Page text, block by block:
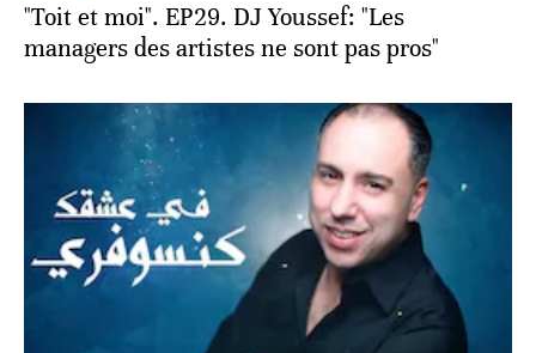
"Toit et moi". EP29. DJ Youssef: "Les
managers des artistes ne sont pas pros"